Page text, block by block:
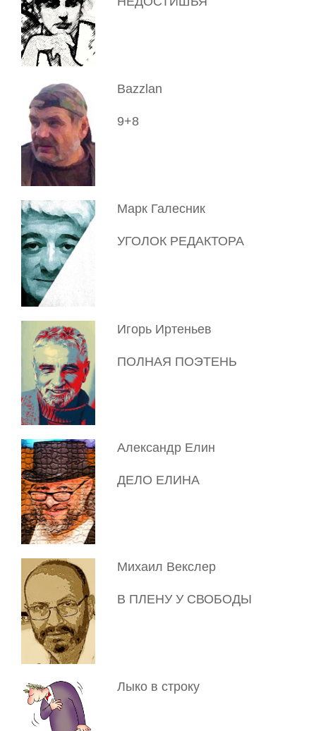
Bazzlan
9+8
Марк Галесник
УГОЛОК РЕДАКТОРА
Игорь Иртеньев
ПОЛНАЯ ПОЭТЕНЬ
Александр Елин
ДЕЛО ЕЛИНА
Михаил Векслер
В ПЛЕНУ У СВОБОДЫ
Лыко в строку